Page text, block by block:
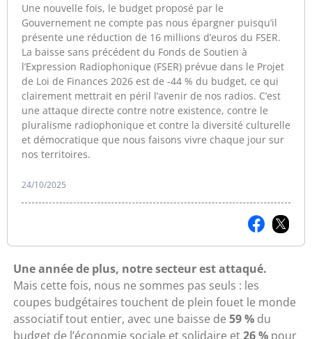
Une nouvelle fois, le budget proposé par le
Gouvernement ne compte pas nous épargner puisqu’il
présente une réduction de 16 millions d’euros du FSER.
La baisse sans précédent du Fonds de Soutien à
l’Expression Radiophonique (FSER) prévue dans le Projet
de Loi de Finances 2026 est de -44 % du budget, ce qui
clairement mettrait en péril l’avenir de nos radios. C’est
une attaque directe contre notre existence, contre le
pluralisme radiophonique et contre la diversité culturelle
et démocratique que nous faisons vivre chaque jour sur
nos territoires.
24/10/2025
Une année de plus, notre secteur est attaqué.
Mais cette fois, nous ne sommes pas seuls : les
coupes budgétaires touchent de plein fouet le monde
associatif tout entier, avec une baisse de59 % du
budget de l’économie sociale et solidaire et26 % pour